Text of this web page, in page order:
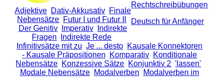
Rechtschreibübungen
Deutsch für Anfänger
Adjektive Dativ-Akkusativ Finale
Nebensätze Futur I und Futur II
Der Genitiv
Imperativ
Indirekte
Fragen
Indirekte Rede
Infinitivsätze mit zu Je ... desto Kausale Konnektoren
- Kausale Präpositionen
Komparativ Konditionale
Nebensätze Konzessive Sätze Konjunktiv 2 'lassen'
Modale Nebensätze Modalverben
Modalverben im